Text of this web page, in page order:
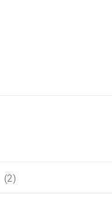
(2)